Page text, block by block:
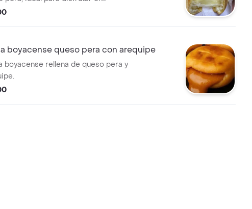
momento.
boyacense queso pera con arequipe
boyacense rellena de queso pera y